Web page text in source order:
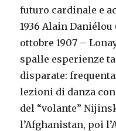
futuro cardinale e
1936 Alain
ottobre 1907 –
spalle esperienze
disparate:
lezioni di danza
del “volante”
l’Afghanistan, poi